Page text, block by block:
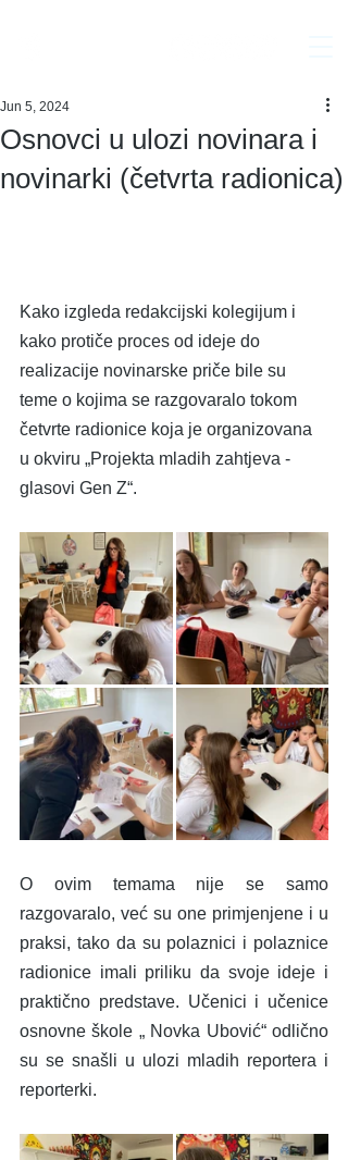
Osnovci u ulozi novinara i
novinarki (četvrta radionica)
Jun 5, 2024
Kako izgleda redakcijski kolegijum i
kako protiče proces od ideje do
realizacije novinarske priče bile su
teme o kojima se razgovaralo tokom
četvrte radionice koja je organizovana
u okviru „Projekta mladih zahtjeva -
glasovi Gen Z“.
O ovim temama nije se samo
razgovaralo, već su one primjenjene i u
praksi, tako da su polaznici i polaznice
radionice imali priliku da svoje ideje i
praktično predstave. Učenici i učenice
osnovne škole „ Novka Ubović“ odlično
su se snašli u ulozi mladih reportera i
reporterki.